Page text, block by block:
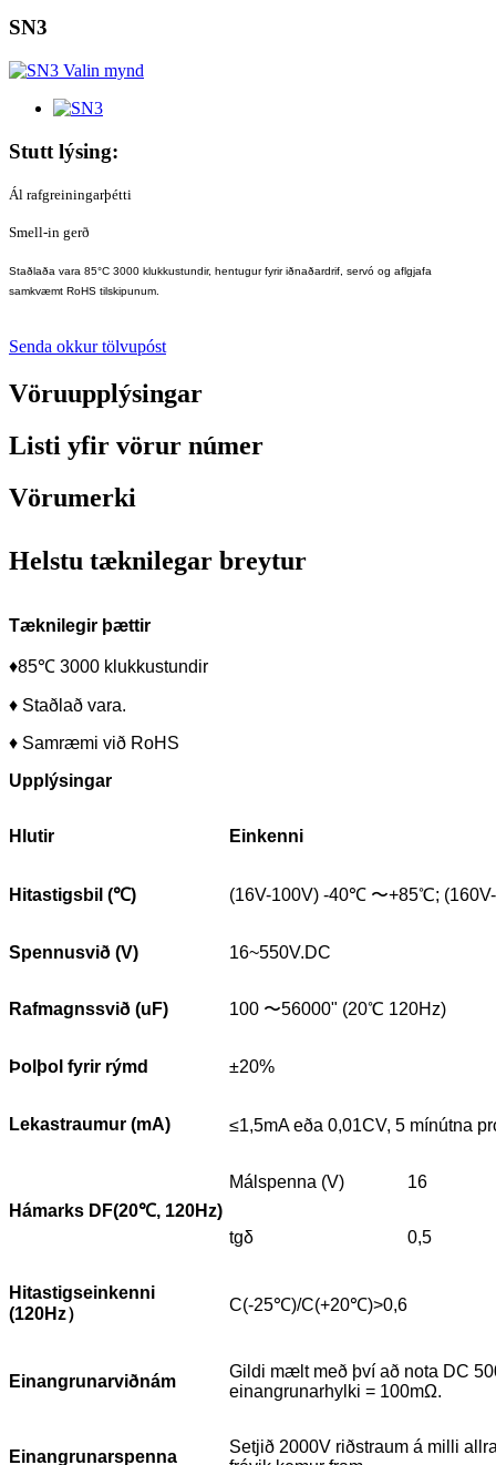
SN3
Stutt lýsing:
Ál rafgreiningarþétti
Smell-in gerð
Staðlaða vara 85°C 3000 klukkustundir, hentugur fyrir iðnaðardrif, servó og aflgjafa
samkvæmt RoHS tilskipunum.
Senda okkur tölvupóst
Vöruupplýsingar
Listi yfir vörur númer
Vörumerki
Helstu tæknilegar breytur
Tæknilegir þættir
♦85℃ 3000 klukkustundir
♦ Staðlað vara.
♦ Samræmi við RoHS
Upplýsingar
Hlutir Einkenni
Hitastigsbil (℃) (16V-100V) -40℃ 〜+85℃;
Spennusvið (V) 16~550V.DC
Rafmagnssvið (uF) 100 〜56000" (20℃ 120Hz)
Þolþol fyrir rýmd ±20%
Lekastraumur (mA) ≤1,5mA eða 0,01CV, 5 mínútna
Hámarks DF(20℃, 120Hz)
Málspenna (V) 16
tgδ 0,5
Hitastigseinkenni
(120Hz） C(-25℃)/C(+20℃)>0,6
Einangrunarviðnám
Gildi mælt með því að nota DC
einangrunarhylki = 100mΩ.
Einangrunarspenna
Setjið 2000V riðstraum á milli